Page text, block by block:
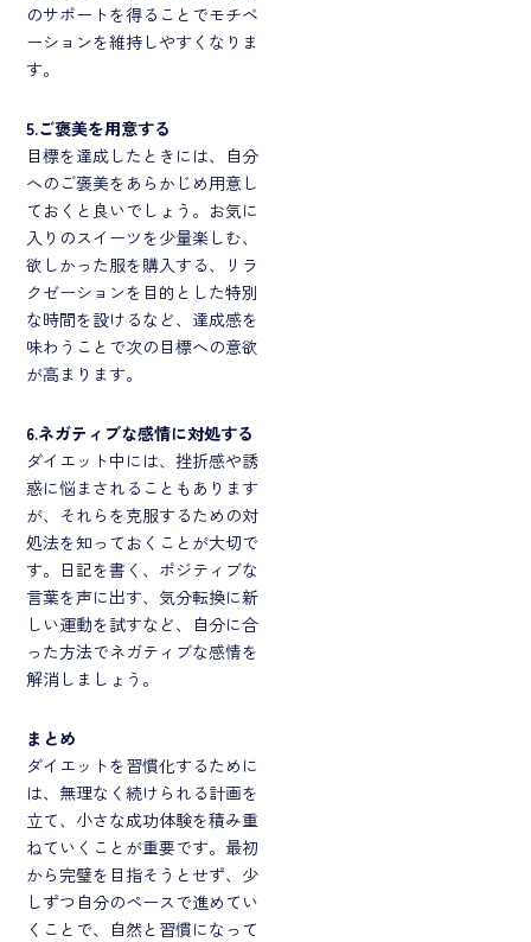
のサポートを得ることでモチベ
ーションを維持しやすくなりま
す。
5.ご褒美を用意する
目標を達成したときには、自分
へのご褒美をあらかじめ用意し
ておくと良いでしょう。お気に
入りのスイーツを少量楽しむ、
欲しかった服を購入する、リラ
クゼーションを目的とした特別
な時間を設けるなど、達成感を
味わうことで次の目標への意欲
が高まります。
6.ネガティブな感情に対処する
ダイエット中には、挫折感や誘
惑に悩まされることもあります
が、それらを克服するための対
処法を知っておくことが大切で
す。日記を書く、ポジティブな
言葉を声に出す、気分転換に新
しい運動を試すなど、自分に合
った方法でネガティブな感情を
解消しましょう。
まとめ
ダイエットを習慣化するために
は、無理なく続けられる計画を
立て、小さな成功体験を積み重
ねていくことが重要です。最初
から完璧を目指そうとせず、少
しずつ自分のペースで進めてい
くことで、自然と習慣になって